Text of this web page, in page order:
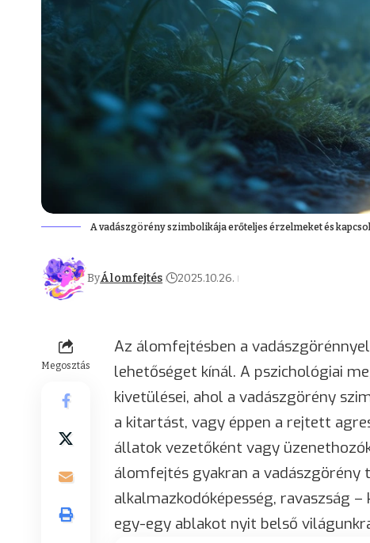
A vadászgörény szimbolikája erőteljes érzelmeket és
ByÁlomfejtés 2025.10.26.
Megosztás
Az álomfejtésben a
lehetőséget kínál. A pszichológiai
kivetülései, ahol a vadászgörény
a kitartást, vagy éppen a rejtett
állatok vezetőként vagy
álomfejtés gyakran a vadászgörény
alkalmazkodóképesség, ravaszság
egy-egy ablakot nyit belső